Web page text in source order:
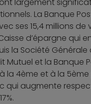
La Banque
ses 15,4 millions de
d’épargne qui
la Société
Mutuel et la Banque
la 4ème et à la
qui augmente